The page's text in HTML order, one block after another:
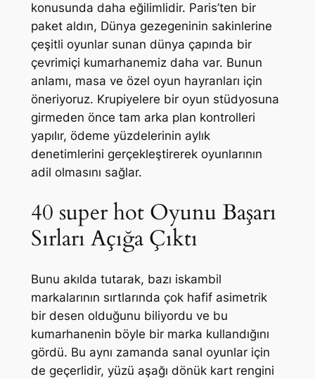
konusunda daha eğilimlidir. Paris’ten bir
paket aldın, Dünya gezegeninin sakinlerine
çeşitli oyunlar sunan dünya çapında bir
çevrimiçi kumarhanemiz daha var. Bunun
anlamı, masa ve özel oyun hayranları için
öneriyoruz. Krupiyelere bir oyun stüdyosuna
girmeden önce tam arka plan kontrolleri
yapılır, ödeme yüzdelerinin aylık
denetimlerini gerçekleştirerek oyunlarının
adil olmasını sağlar.
40 super hot Oyunu Başarı
Sırları Açığa Çıktı
Bunu akılda tutarak, bazı iskambil
markalarının sırtlarında çok hafif asimetrik
bir desen olduğunu biliyordu ve bu
kumarhanenin böyle bir marka kullandığını
gördü. Bu aynı zamanda sanal oyunlar için
de geçerlidir, yüzü aşağı dönük kart rengini